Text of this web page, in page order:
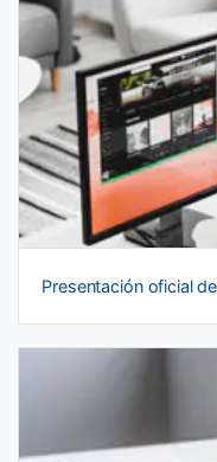
Presentación oficial